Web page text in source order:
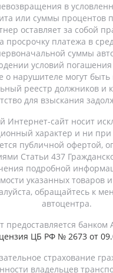
в
или суммы процентов
оставляет за собой
просрочку платежа в
суммы
условий погашения
о нарушителе могут
реестр должников и
для взыскания
Интернет-сайт носит
характер и ни при
публичной офертой,
Статьи 437
подробной
указанных товаров и
обращайтесь к
автоцентра.
предоставляется банком
ЦБ РФ № 2673 от
страхование
владельцев